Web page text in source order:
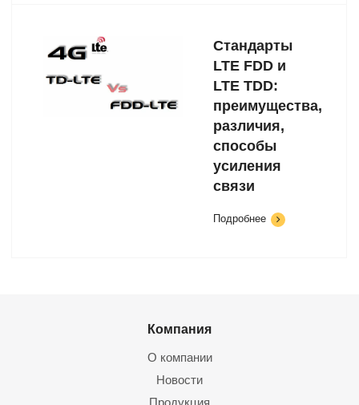
Стандарты
LTE FDD и
LTE TDD:
преимущества,
различия,
способы
усиления
связи
Подробнее
Компания
О компании
Новости
Продукция